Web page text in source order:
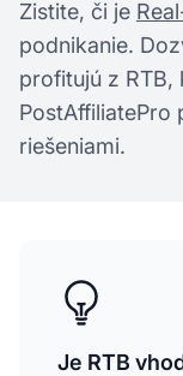
Zistite, či je
podnikanie.
profitujú z
PostAffiliatePro
riešeniami.
Je RTB